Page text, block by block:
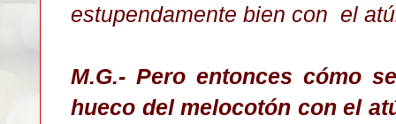
estupendamente bien con el
M.G.- Pero entonces cómo
hueco del melocotón con el